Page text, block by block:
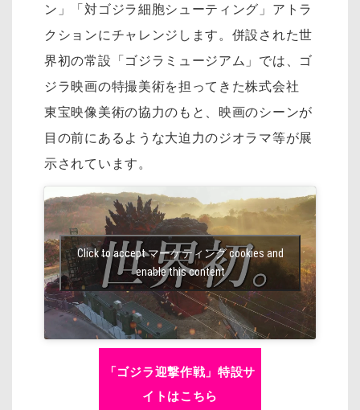
ン」「対ゴジラ細胞シューティング」アトラ
クションにチャレンジします。併設された世
界初の常設「ゴジラミュージアム」では、ゴ
ジラ映画の特撮美術を担ってきた株式会社
東宝映像美術の協力のもと、映画のシーンが
目の前にあるような大迫力のジオラマ等が展
示されています。
Click to accept マーケティング cookies and
enable this content
「ゴジラ迎撃作戦」特設サ
イトはこちら